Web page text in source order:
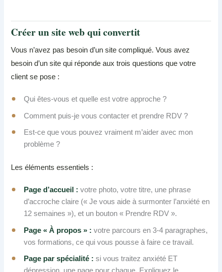
Créer un site web qui convertit
Vous n’avez pas besoin d’un site compliqué. Vous avez
besoin d’un site qui réponde aux trois questions que votre
client se pose :
Qui êtes-vous et quelle est votre approche ?
Comment puis-je vous contacter et prendre RDV ?
Est-ce que vous pouvez vraiment m’aider avec mon
problème ?
Les éléments essentiels :
Page d’accueil : votre photo, votre titre, une phrase
d’accroche claire (« Je vous aide à surmonter l’anxiété en
12 semaines »), et un bouton « Prendre RDV ».
Page « À propos » : votre parcours en 3-4 paragraphes,
vos formations, ce qui vous pousse à faire ce travail.
Page par spécialité : si vous traitez anxiété ET